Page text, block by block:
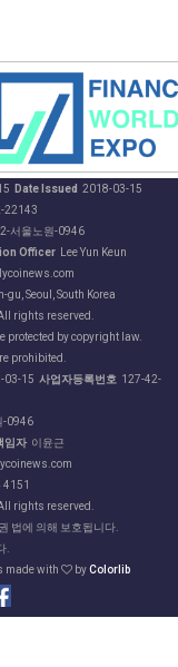
Date Issued 2018-03-15
서울노원-0946
Officer Lee Yun Keun
Seoul, South Korea
rights reserved.
protected by copyright law.
prohibited.
03-15 사업자등록번호 127-42-
-0946
임자 이윤근
4151
rights reserved.
법에 의해 보호됩니다.
.
made with byColorlib